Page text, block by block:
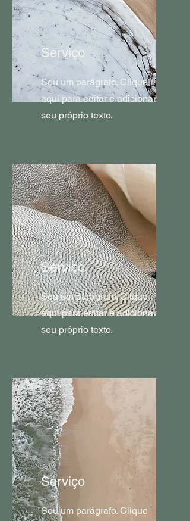
Serviço
Sou um parágrafo. Clique
aqui para editar e adicionar
seu próprio texto.
Serviço
Sou um parágrafo. Clique
aqui para editar e adicionar
seu próprio texto.
Serviço
Sou um parágrafo. Clique